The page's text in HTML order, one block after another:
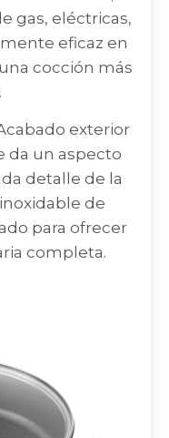
gas, eléctricas,
eficaz en
cocción más
exterior
da un aspecto
detalle de la
de
para ofrecer
completa.